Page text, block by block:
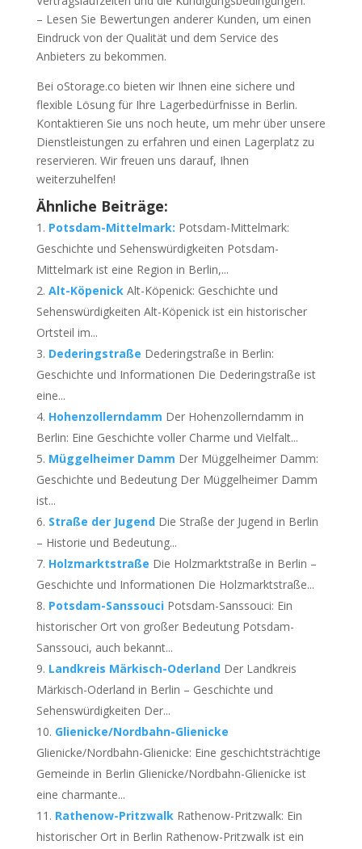
– Lesen Sie Bewertungen anderer Kunden, um einen
Eindruck von der Qualität und dem Service des
Anbieters zu bekommen.
Bei oStorage.co bieten wir Ihnen eine sichere und
flexible Lösung für Ihre Lagerbedürfnisse in Berlin.
Kontaktieren Sie uns noch heute, um mehr über unsere
Dienstleistungen zu erfahren und einen Lagerplatz zu
reservieren. Wir freuen uns darauf, Ihnen
weiterzuhelfen!
Ähnliche Beiträge:
Potsdam-Mittelmark: Potsdam-Mittelmark:
Geschichte und Sehenswürdigkeiten Potsdam-
Mittelmark ist eine Region in Berlin,...
Alt-Köpenick Alt-Köpenick: Geschichte und
Sehenswürdigkeiten Alt-Köpenick ist ein historischer
Ortsteil im...
Dederingstraße Dederingstraße in Berlin:
Geschichte und Informationen Die Dederingstraße ist
eine...
Hohenzollerndamm Der Hohenzollerndamm in
Berlin: Eine Geschichte voller Charme und Vielfalt...
Müggelheimer Damm Der Müggelheimer Damm:
Geschichte und Bedeutung Der Müggelheimer Damm
ist...
Straße der Jugend Die Straße der Jugend in Berlin
– Historie und Bedeutung...
Holzmarktstraße Die Holzmarktstraße in Berlin –
Geschichte und Informationen Die Holzmarktstraße...
Potsdam-Sanssouci Potsdam-Sanssouci: Ein
historischer Ort von großer Bedeutung Potsdam-
Sanssouci, auch bekannt...
Landkreis Märkisch-Oderland Der Landkreis
Märkisch-Oderland in Berlin – Geschichte und
Sehenswürdigkeiten Der...
Glienicke/Nordbahn-Glienicke
Glienicke/Nordbahn-Glienicke: Eine geschichtsträchtige
Gemeinde in Berlin Glienicke/Nordbahn-Glienicke ist
eine charmante...
Rathenow-Pritzwalk Rathenow-Pritzwalk: Ein
historischer Ort in Berlin Rathenow-Pritzwalk ist ein